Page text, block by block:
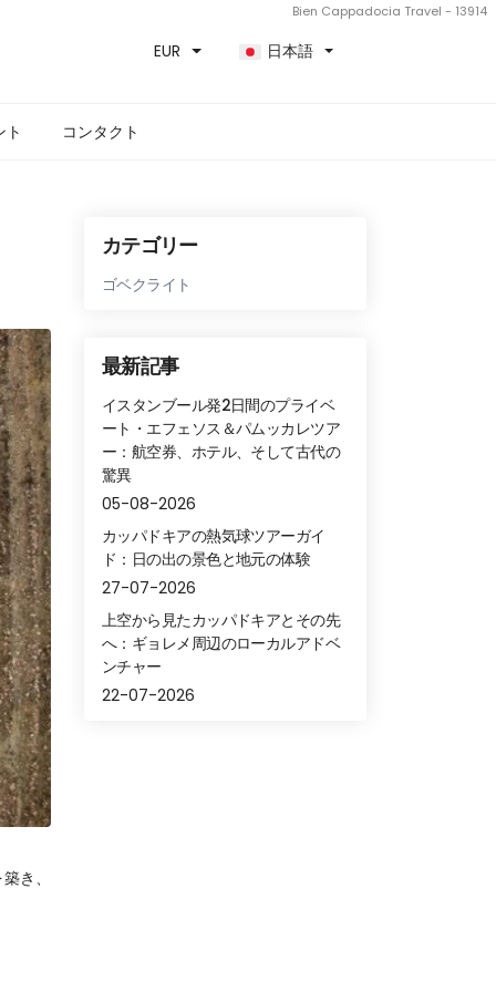
Bien Cappadocia Travel - 13914
EUR 日本語
ト コンタクト
き、
カテゴリー
ゴベクライト
最新記事
イスタンブール発2日間のプライベ
ート・エフェソス＆パムッカレツア
ー：航空券、ホテル、そして古代の
驚異
05-08-2026
カッパドキアの熱気球ツアーガイ
ド：日の出の景色と地元の体験
27-07-2026
上空から見たカッパドキアとその先
へ：ギョレメ周辺のローカルアドベ
ンチャー
22-07-2026